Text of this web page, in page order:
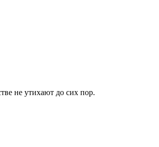
не утихают до сих пор.